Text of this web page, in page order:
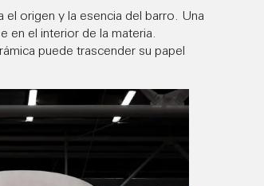
origen y la esencia del barro. Una
en el interior de la materia.
puede trascender su papel